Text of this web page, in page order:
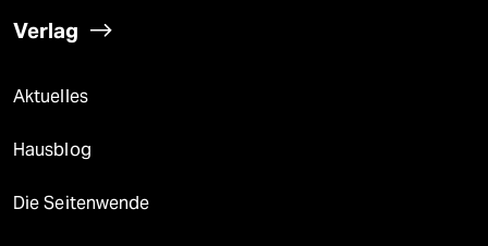
Verlag
Aktuelles
Hausblog
Die Seitenwende